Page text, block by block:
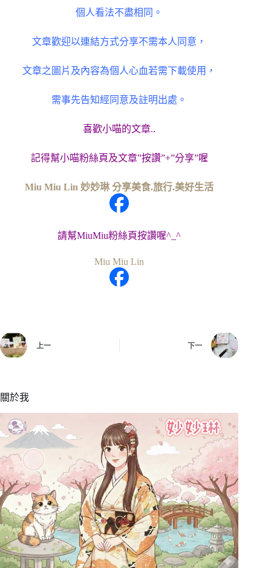
個人看法不盡相同。
文章歡迎以連結方式分享不需本人同意，
文章之圖片及內容為個人心血若需下載使用，
需事先告知經同意及註明出處。
喜歡小喵的文章..
記得幫小喵粉絲頁及文章”按讚”+”分享”喔
Miu Miu Lin 妙妙琳 分享美食.旅行.美好生活
請幫MiuMiu粉絲頁按讚喔^_^
Miu Miu Lin
上一 下一
關於我